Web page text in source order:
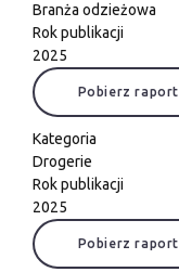
Branża odzieżowa
Rok publikacji
2025
Pobierz raport
Kategoria
Drogerie
Rok publikacji
2025
Pobierz raport